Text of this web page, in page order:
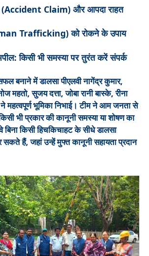
(Accident Claim) और आपदा राहत
Trafficking) को रोकने के उपाय
किसी भी समस्या पर तुरंत करें संपर्क
बनाने में डालसा पीएलवी नागेंद्र कुमार,
महतो, सुजय दत्ता, जोबा रानी बास्के, रीना
ने महत्वपूर्ण भूमिका निभाई। टीम ने आम जनता से
भी प्रकार की कानूनी समस्या या शोषण का
बिना किसी हिचकिचाहट के सीधे डालसा
सकते हैं, जहां उन्हें मुफ्त कानूनी सहायता प्रदान